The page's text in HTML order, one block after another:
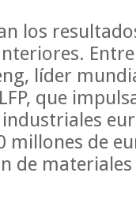
los
líder
que
millones de
de